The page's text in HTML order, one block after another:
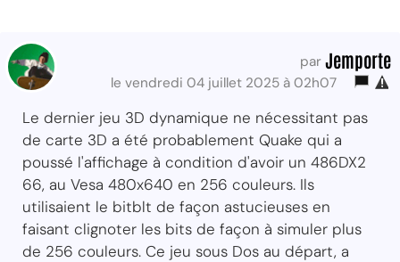
par Jemporte
le vendredi 04 juillet 2025 à 02h07
Le dernier jeu 3D dynamique ne nécessitant pas
de carte 3D a été probablement Quake qui a
poussé l'affichage à condition d'avoir un 486DX2
66, au Vesa 480x640 en 256 couleurs. Ils
utilisaient le bitblt de façon astucieuses en
faisant clignoter les bits de façon à simuler plus
de 256 couleurs. Ce jeu sous Dos au départ, a